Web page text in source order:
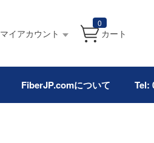
マイアカウント
0
カート
FiberJP.comについて Tel: